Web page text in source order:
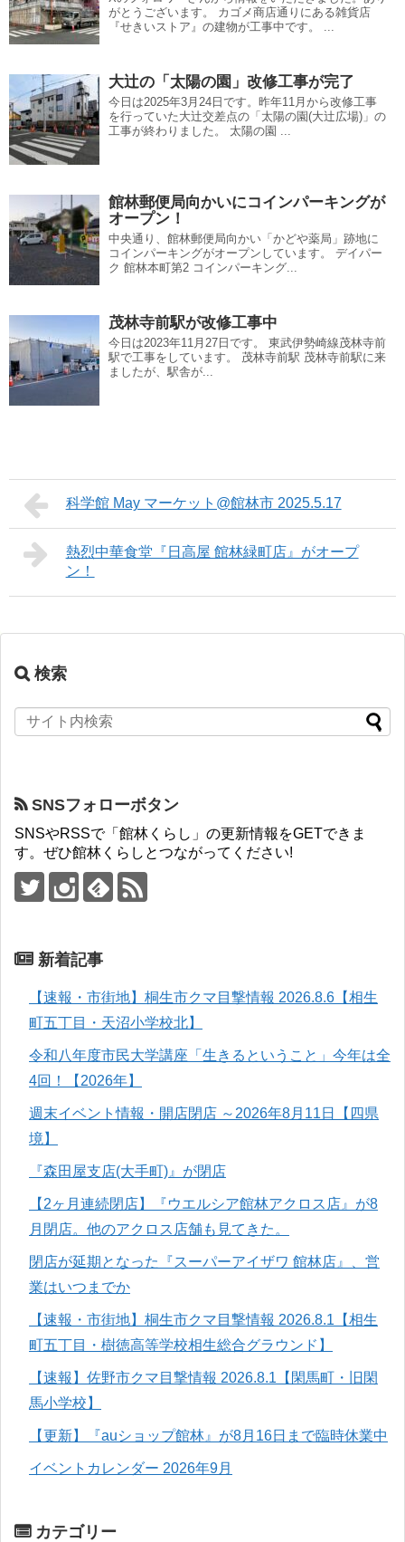
がとうございます。 カゴメ商店通りにある雑貨店
『せきいストア』の建物が工事中です。 ...
大辻の「太陽の園」改修工事が完了
今日は2025年3月24日です。昨年11月から改修工事
を行っていた大辻交差点の「太陽の園(大辻広場)」の
工事が終わりました。 太陽の園 ...
館林郵便局向かいにコインパーキングが
オープン！
中央通り、館林郵便局向かい「かどや薬局」跡地に
コインパーキングがオープンしています。 デイパー
ク 館林本町第2 コインパーキング...
茂林寺前駅が改修工事中
今日は2023年11月27日です。 東武伊勢崎線茂林寺前
駅で工事をしています。 茂林寺前駅 茂林寺前駅に来
ましたが、駅舎が...
科学館 May マーケット@館林市 2025.5.17
熱烈中華食堂『日高屋 館林緑町店』がオープ
ン！
検索
SNSフォローボタン
SNSやRSSで「館林くらし」の更新情報をGETできま
す。ぜひ館林くらしとつながってください!
新着記事
【速報・市街地】桐生市クマ目撃情報 2026.8.6【相生
町五丁目・天沼小学校北】
令和八年度市民大学講座「生きるということ」今年は全
4回！【2026年】
週末イベント情報・開店閉店 ～2026年8月11日【四県
境】
『森田屋支店(大手町)』が閉店
【2ヶ月連続閉店】『ウエルシア館林アクロス店』が8
月閉店。他のアクロス店舗も見てきた。
閉店が延期となった『スーパーアイザワ 館林店』、営
業はいつまでか
【速報・市街地】桐生市クマ目撃情報 2026.8.1【相生
町五丁目・樹徳高等学校相生総合グラウンド】
【速報】佐野市クマ目撃情報 2026.8.1【閑馬町・旧閑
馬小学校】
【更新】『auショップ館林』が8月16日まで臨時休業中
イベントカレンダー 2026年9月
カテゴリー